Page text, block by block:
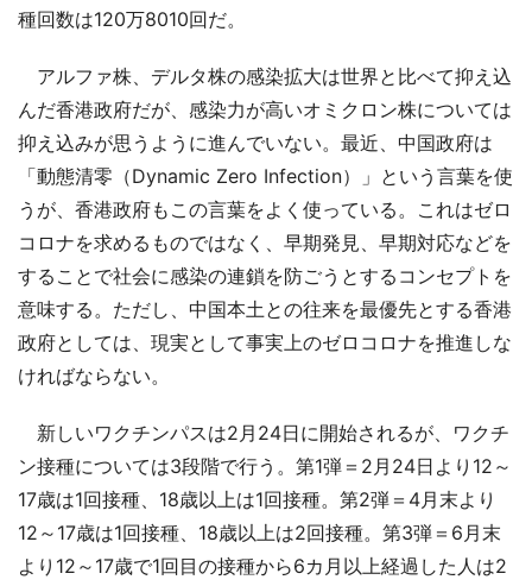
種回数は120万8010回だ。
アルファ株、デルタ株の感染拡大は世界と比べて抑え込
んだ香港政府だが、感染力が高いオミクロン株については
抑え込みが思うように進んでいない。最近、中国政府は
「動態清零（Dynamic Zero Infection）」という言葉を使
うが、香港政府もこの言葉をよく使っている。これはゼロ
コロナを求めるものではなく、早期発見、早期対応などを
することで社会に感染の連鎖を防ごうとするコンセプトを
意味する。ただし、中国本土との往来を最優先とする香港
政府としては、現実として事実上のゼロコロナを推進しな
ければならない。
新しいワクチンパスは2月24日に開始されるが、ワクチ
ン接種については3段階で行う。第1弾＝2月24日より12～
17歳は1回接種、18歳以上は1回接種。第2弾＝4月末より
12～17歳は1回接種、18歳以上は2回接種。第3弾＝6月末
より12～17歳で1回目の接種から6カ月以上経過した人は2